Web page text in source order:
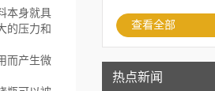
查看全部
热点新闻
本身就具
的压力和
而产生微